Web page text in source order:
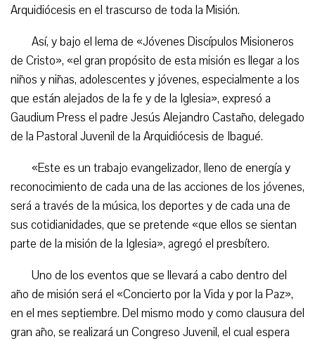
Arquidiócesis en el trascurso de toda la Misión.
Así, y bajo el lema de «Jóvenes Discípulos Misioneros
de Cristo», «el gran propósito de esta misión es llegar a los
niños y niñas, adolescentes y jóvenes, especialmente a los
que están alejados de la fe y de la Iglesia», expresó a
Gaudium Press el padre Jesús Alejandro Castaño, delegado
de la Pastoral Juvenil de la Arquidiócesis de Ibagué.
«Este es un trabajo evangelizador, lleno de energía y
reconocimiento de cada una de las acciones de los jóvenes,
será a través de la música, los deportes y de cada una de
sus cotidianidades, que se pretende «que ellos se sientan
parte de la misión de la Iglesia», agregó el presbítero.
Uno de los eventos que se llevará a cabo dentro del
año de misión será el «Concierto por la Vida y por la Paz»,
en el mes septiembre. Del mismo modo y como clausura del
gran año, se realizará un Congreso Juvenil, el cual espera